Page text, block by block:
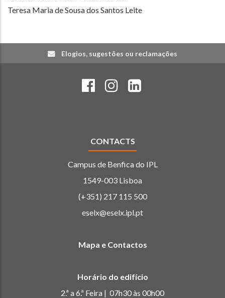
Teresa Maria de Sousa dos Santos Leite
Elogios, sugestões ou reclamações
CONTACTS
Campus de Benfica do IPL
1549-003 Lisboa
(+351) 217 115 500
eselx@eselx.ipl.pt
Mapa e Contactos
Horário do edifício
2.ª a 6.ª Feira | 07h30 às 00h00